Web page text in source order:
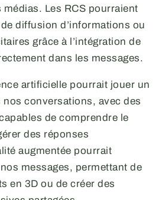
Les RCS pourraient
diffusion d’informations ou
grâce à l’intégration de
dans les messages.
artificielle pourrait jouer un
conversations, avec des
de comprendre le
des réponses
augmentée pourrait
messages, permettant de
en 3D ou de créer des